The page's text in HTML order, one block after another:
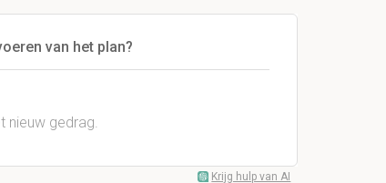
van het plan?
nieuw gedrag.
Krijg hulp van AI